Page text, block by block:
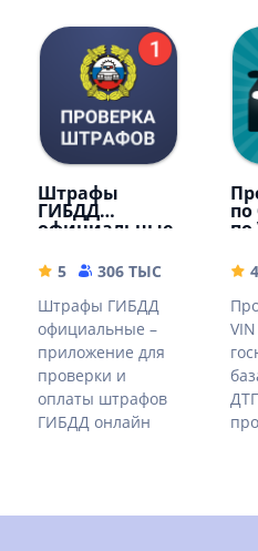
20.84 MB
Штрафы
ГИБДД
официальные
5 306 ТЫС
18.78
Штрафы ГИБДД
официальные –
приложение для
проверки и
оплаты штрафов
ГИБДД онлайн
по